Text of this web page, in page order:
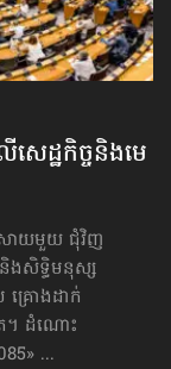
សេដ្ឋកិច្ច​និងមេ
រាយមួយ ជុំវិញ
ងសិទ្ធិមនុស្ស
គ្រោងដាក់​
ត។ ដំណោះ
...